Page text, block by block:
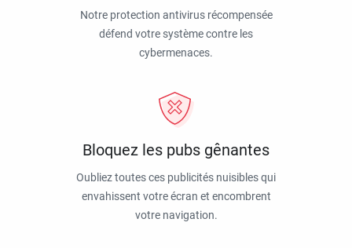
Notre protection antivirus récompensée
défend votre système contre les
cybermenaces.
Bloquez les pubs gênantes
Oubliez toutes ces publicités nuisibles qui
envahissent votre écran et encombrent
votre navigation.